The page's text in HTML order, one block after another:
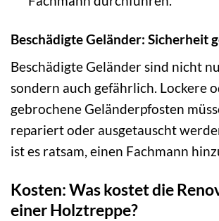
Beschädigte Geländer: Sicherheit
Beschädigte Geländer sind nicht
sondern auch gefährlich. Lockere
gebrochene Geländerpfosten
repariert oder ausgetauscht
ist es ratsam, einen Fachmann
Kosten: Was kostet die
einer Holztreppe?